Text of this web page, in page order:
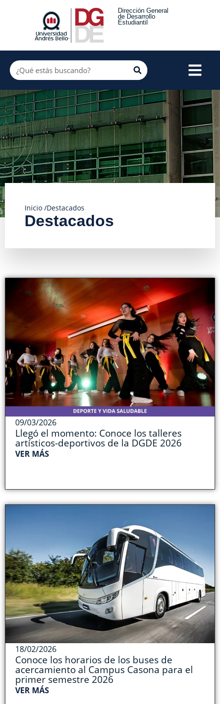
Dirección General
de Desarrollo
Estudiantil
Inicio /Destacados
Destacados
09/03/2026
Llegó el momento: Conoce los talleres
artísticos-deportivos de la DGDE 2026
VER MÁS
18/02/2026
Conoce los horarios de los buses de
acercamiento al Campus Casona para el
primer semestre 2026
VER MÁS